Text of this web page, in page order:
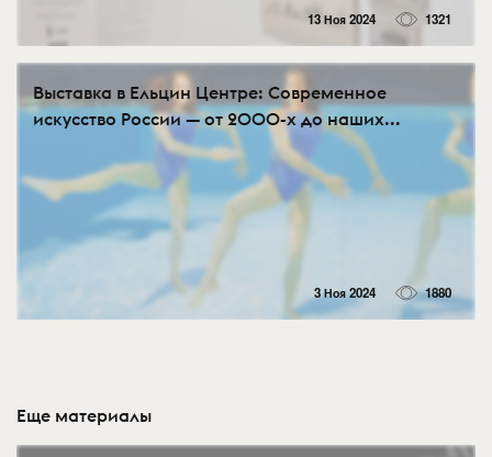
13 Ноя 2024 1321
Выставка в Ельцин Центре: Современное
искусство России — от 2000-х до наших...
3 Ноя 2024 1880
Еще материалы